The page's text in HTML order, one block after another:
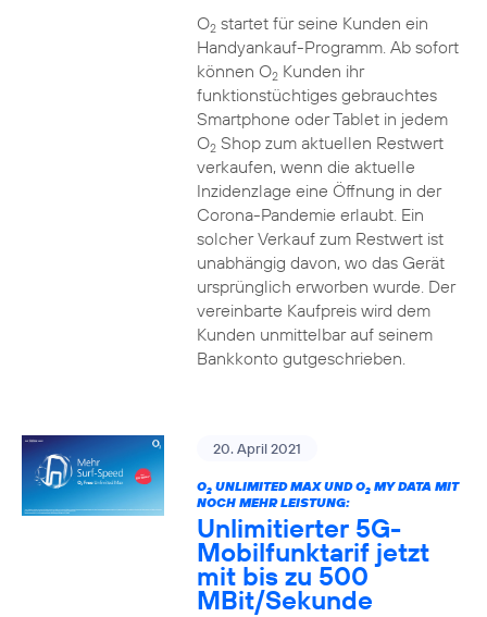
O2startet für seine Kunden ein
Handyankauf-Programm. Ab sofort
können O2Kunden ihr
funktionstüchtiges gebrauchtes
Smartphone oder Tablet in jedem
O2Shop zum aktuellen Restwert
verkaufen, wenn die aktuelle
Inzidenzlage eine Öffnung in der
Corona-Pandemie erlaubt. Ein
solcher Verkauf zum Restwert ist
unabhängig davon, wo das Gerät
ursprünglich erworben wurde. Der
vereinbarte Kaufpreis wird dem
Kunden unmittelbar auf seinem
Bankkonto gutgeschrieben.
20. April 2021
O2UNLIMITED MAX UND O2MY DATA MIT
NOCH MEHR LEISTUNG:
Unlimitierter 5G-
Mobilfunktarif jetzt
mit bis zu 500
MBit/Sekunde